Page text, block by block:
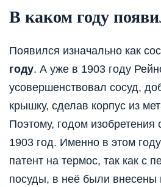
В каком году
Появился изначально как
году. А уже в 1903 году
усовершенствовал сосуд,
крышку, сделав корпус из
Поэтому, годом изобретения
1903 год. Именно в этом
патент на термос, так как с
посуды, в неё были внесены